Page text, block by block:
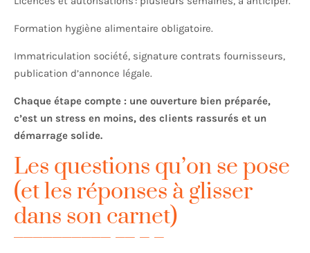
Formation hygiène alimentaire obligatoire.
Immatriculation société, signature contrats fournisseurs,
publication d’annonce légale.
Chaque étape compte : une ouverture bien préparée,
c’est un stress en moins, des clients rassurés et un
démarrage solide.
Les questions qu’on se pose
(et les réponses à glisser
dans son carnet)